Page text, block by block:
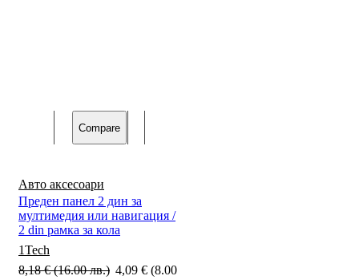
Compare
Авто аксесоари
Преден панел 2 дин за
мултимедия или навигация /
2 din рамка за кола
1Tech
8,18€ (16.00 лв.) Original
4,09 € (8.00